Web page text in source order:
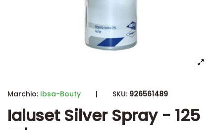
Marchio: Ibsa-Bouty | SKU: 926561489
Ialuset Silver Spray - 125